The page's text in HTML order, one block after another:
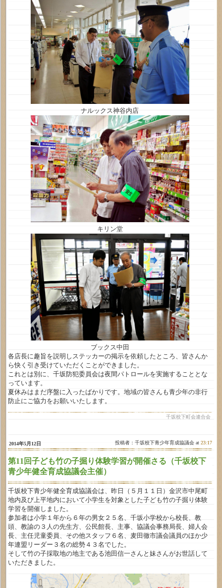
ナルックス神谷内店
キリン堂
ブックス中田
各店長に趣旨を説明しステッカーの掲示を依頼したところ、皆さんか
ら快く引き受けていただくことができました。
これとは別に、千坂防犯委員会は夜間パトロールを実施することとな
っています。
夏休みはまだ序盤に入ったばかりです。地域の皆さんも青少年の非行
防止にご協力をお願いいたします。
千坂校下町会連合会
2014年5月12日 投稿者：千坂校下青少年育成協議会 at23:17
第11回子ども竹の子掘り体験学習が開催さる（千坂校下
青少年健全育成協議会主催）
千坂校下青少年健全育成協議会は、昨日（５月１１日）金沢市中尾町
地内及び上平地内において小学生を対象とした子ども竹の子掘り体験
学習を開催しました。
参加者は小学１年から６年の男女２５名、千坂小学校から校長、教
頭、教諭の３人の先生方、公民館長、主事、協議会事務局長、婦人会
長、主任児童委員、その他スタッフ６名、麦田徹市議会議員のほか少
年連盟リーダー３名の総勢４３名でした。
そして竹の子採取地の地主である池田信一さんと妹さんがお世話して
いただきました。